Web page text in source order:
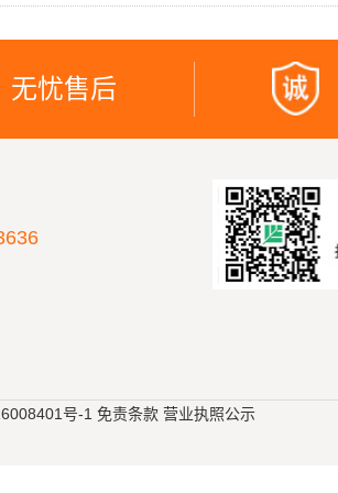
无忧售后
号-1 免责条款 营业执照公示